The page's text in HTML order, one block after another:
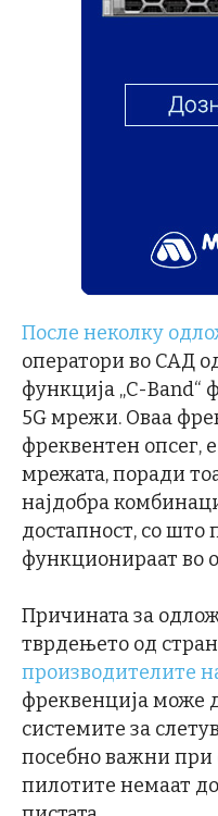
После неколку
оператори во САД
функција „C-Band“
5G мрежи. Оваа
фреквентен опсег,
мрежата, поради
најдобра
достапност, со што
функционираат во
Причината за
тврдењето од
производителите
фреквенција може
системите за
посебно важни при
пилотите немаат